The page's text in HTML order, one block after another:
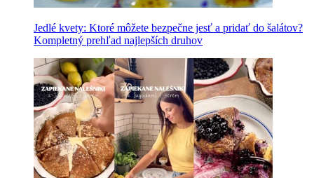
Jedlé kvety: Ktoré môžete bezpečne jesť a pridať do šalátov?
Kompletný prehľad najlepších druhov